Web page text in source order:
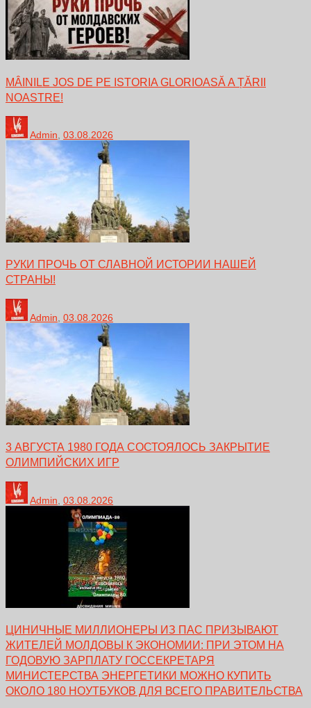
MÂINILE JOS DE PE ISTORIA GLORIOASĂ A ȚĂRII
NOASTRE!
Admin 03.08.2026
РУКИ ПРОЧЬ ОТ СЛАВНОЙ ИСТОРИИ НАШЕЙ
СТРАНЫ!
Admin 03.08.2026
3 АВГУСТА 1980 ГОДА СОСТОЯЛОСЬ ЗАКРЫТИЕ
ОЛИМПИЙСКИХ ИГР
Admin 03.08.2026
ЦИНИЧНЫЕ МИЛЛИОНЕРЫ ИЗ ПАС ПРИЗЫВАЮТ
ЖИТЕЛЕЙ МОЛДОВЫ К ЭКОНОМИИ: ПРИ ЭТОМ НА
ГОДОВУЮ ЗАРПЛАТУ ГОССЕКРЕТАРЯ
МИНИСТЕРСТВА ЭНЕРГЕТИКИ МОЖНО КУПИТЬ
ОКОЛО 180 НОУТБУКОВ ДЛЯ ВСЕГО ПРАВИТЕЛЬСТВА